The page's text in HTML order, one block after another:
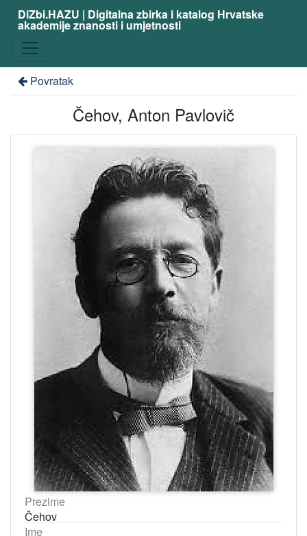
DiZbi.HAZU | Digitalna zbirka i katalog Hrvatske
akademije znanosti i umjetnosti
Povratak
Čehov, Anton Pavlovič
Prezime
Čehov
Ime